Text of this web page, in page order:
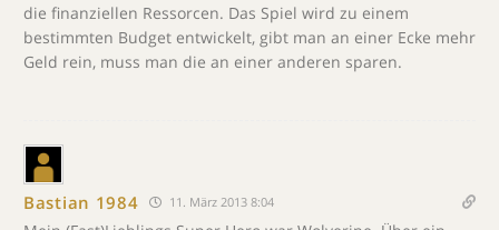
die finanziellen Ressorcen. Das Spiel wird zu einem
bestimmten Budget entwickelt, gibt man an einer Ecke mehr
Geld rein, muss man die an einer anderen sparen.
Bastian 1984 11. März 2013 8:04